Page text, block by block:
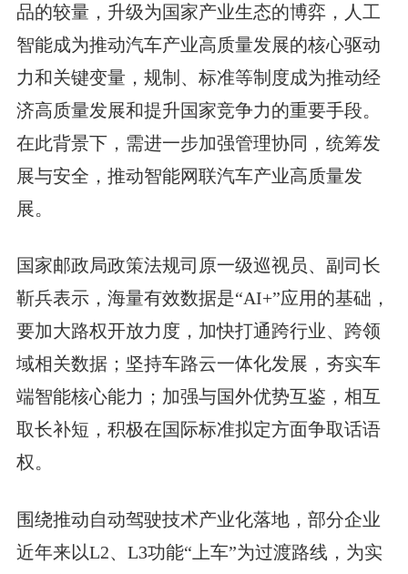
品的较量，升级为国家产业生态的博弈，人工
智能成为推动汽车产业高质量发展的核心驱动
力和关键变量，规制、标准等制度成为推动经
济高质量发展和提升国家竞争力的重要手段。
在此背景下，需进一步加强管理协同，统筹发
展与安全，推动智能网联汽车产业高质量发
展。
国家邮政局政策法规司原一级巡视员、副司长
靳兵表示，海量有效数据是“AI+”应用的基础，
要加大路权开放力度，加快打通跨行业、跨领
域相关数据；坚持车路云一体化发展，夯实车
端智能核心能力；加强与国外优势互鉴，相互
取长补短，积极在国际标准拟定方面争取话语
权。
围绕推动自动驾驶技术产业化落地，部分企业
近年来以L2、L3功能“上车”为过渡路线，为实